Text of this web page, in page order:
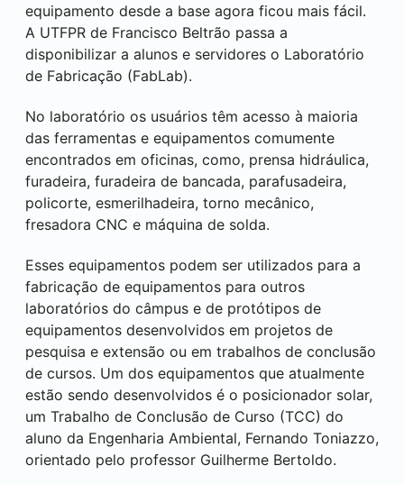
equipamento desde a base agora ficou mais fácil.
A UTFPR de Francisco Beltrão passa a
disponibilizar a alunos e servidores o Laboratório
de Fabricação (FabLab).
No laboratório os usuários têm acesso à maioria
das ferramentas e equipamentos comumente
encontrados em oficinas, como, prensa hidráulica,
furadeira, furadeira de bancada, parafusadeira,
policorte, esmerilhadeira, torno mecânico,
fresadora CNC e máquina de solda.
Esses equipamentos podem ser utilizados para a
fabricação de equipamentos para outros
laboratórios do câmpus e de protótipos de
equipamentos desenvolvidos em projetos de
pesquisa e extensão ou em trabalhos de conclusão
de cursos. Um dos equipamentos que atualmente
estão sendo desenvolvidos é o posicionador solar,
um Trabalho de Conclusão de Curso (TCC) do
aluno da Engenharia Ambiental, Fernando Toniazzo,
orientado pelo professor Guilherme Bertoldo.